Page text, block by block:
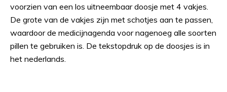
voorzien van een los uitneembaar doosje met 4 vakjes.
De grote van de vakjes zijn met schotjes aan te passen,
waardoor de medicijnagenda voor nagenoeg alle soorten
pillen te gebruiken is. De tekstopdruk op de doosjes is in
het nederlands.